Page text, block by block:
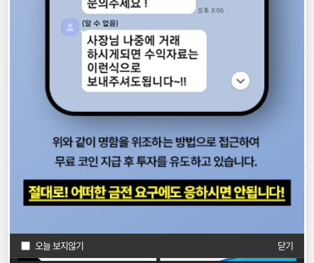
오늘 보지않기
오늘 보지않기 닫기
1인당 당첨금액
0원
0원
3등
5천원
동행복권 당첨기준
1등 + 당첨번호 6개 숫자 일치
2등 + 당첨번호 5개 + 보너스 숫자일치